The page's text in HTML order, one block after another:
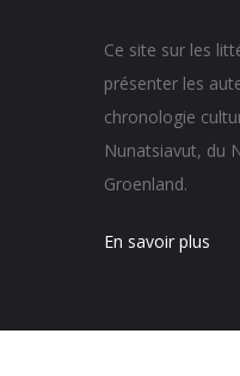
Ce site sur les
présenter les
chronologie
Nunatsiavut, du
Groenland.
En savoir plus